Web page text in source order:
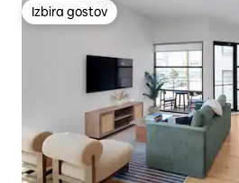
Izbira gostov
Izbira gostov